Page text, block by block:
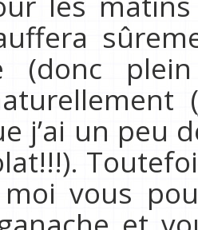
(donc
j’ai un peu
vous